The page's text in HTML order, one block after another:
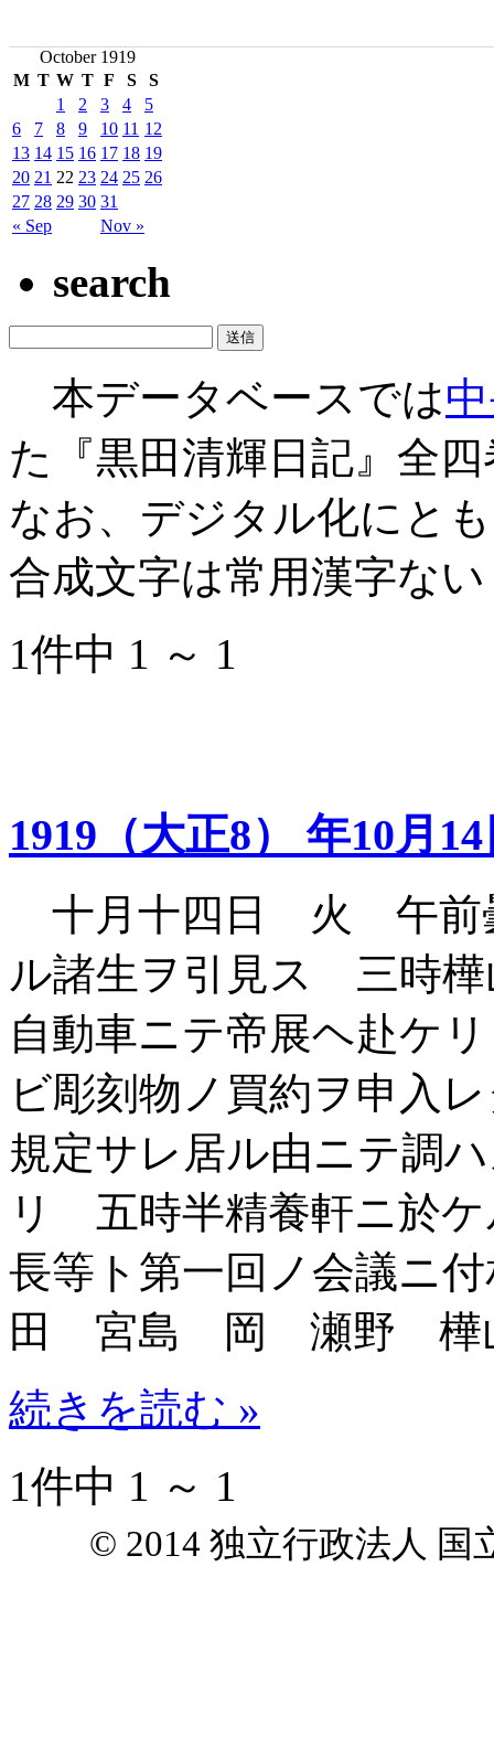
October 1919
M T W T F S S
« Sep Nov »
1 2 3 4
5
6
7 8 9 10 11 12
13 14 15 16 17 18 19
20 21 22 23 24 25 26
27 28 29 30 31
search
本データベースでは
た『黒田清輝日記』全
なお、デジタル化にと
合成文字は常用漢字な
1件中 1 ～ 1
1919（大正8） 年10月
十月十四日 火 午前
ル諸生ヲ引見ス 三時樺
自動車ニテ帝展ヘ赴ケ
ビ彫刻物ノ買約ヲ申入
規定サレ居ル由ニテ調
リ 五時半精養軒ニ於ケ
長等ト第一回ノ会議ニ
田 宮島 岡 瀬野 樺
続きを読む »
1件中 1 ～ 1
© 2014 独立行政法人 国